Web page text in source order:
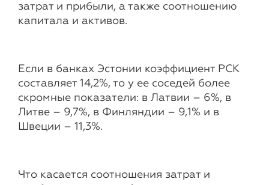
затрат и прибыли, а также соотношению
капитала и активов.
Если в банках Эстонии коэффициент РСК
составляет 14,2%, то у ее соседей более
скромные показатели: в Латвии – 6%, в
Литве – 9,7%, в Финляндии – 9,1% и в
Швеции – 11,3%.
Что касается соотношения затрат и